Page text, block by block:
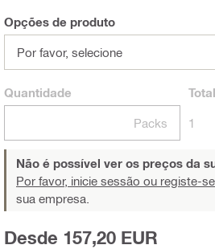
Opções de produto
Por favor, selecione
Quantidade
Packs
Total
1
Não é possível ver os preços da
Por favor, inicie sessão ou registe-se
sua empresa.
Desde 157,20 EUR